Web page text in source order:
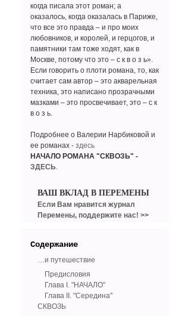
когда писала этот роман; а
оказалось, когда оказалась в Париже,
что все это правда – и про моих
любовников, и королей, и герцогов, и
памятники там тоже ходят, как в
Москве, потому что это – с к в о з ь».
Если говорить о плоти романа, то, как
считает сам автор – это акварельная
техника, это написано прозрачными
мазками – это просвечивает, это – с к
в о з ь.
Подробнее о Валерии Нарбиковой и
ее романах - здесь
НАЧАЛО РОМАНА "СКВОЗЬ" -
ЗДЕСЬ.
ВАШ ВКЛАД В ПЕРЕМЕНЫ
Если Вам нравится журнал
Перемены, поддержите нас! >>
Содержание
…и путешествие
Предисловия
Глава I. "НАЧАЛО"
Глава II. "Середина"
СКВОЗЬ